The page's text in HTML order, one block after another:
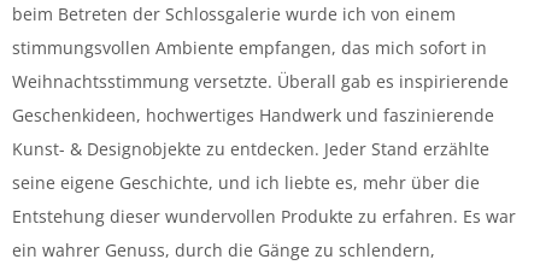
beim Betreten der Schlossgalerie wurde ich von einem
stimmungsvollen Ambiente empfangen, das mich sofort in
Weihnachtsstimmung versetzte. Überall gab es inspirierende
Geschenkideen, hochwertiges Handwerk und faszinierende
Kunst- & Designobjekte zu entdecken. Jeder Stand erzählte
seine eigene Geschichte, und ich liebte es, mehr über die
Entstehung dieser wundervollen Produkte zu erfahren. Es war
ein wahrer Genuss, durch die Gänge zu schlendern,